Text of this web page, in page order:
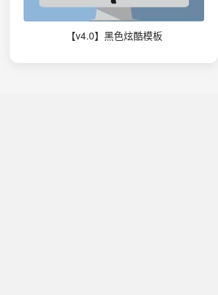
【v4.0】黑色炫酷模板